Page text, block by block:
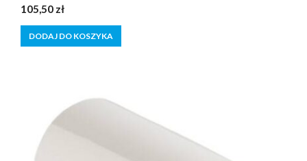
0
z
5
105,50 zł
DODAJ DO KOSZYKA